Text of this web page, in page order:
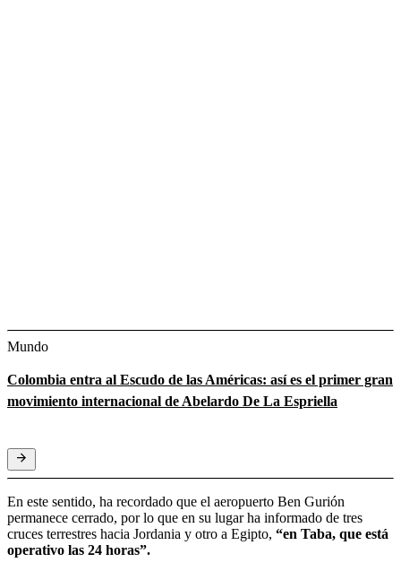
Mundo
Colombia entra al Escudo de las Américas: así es el primer gran
movimiento internacional de Abelardo De La Espriella
En este sentido, ha recordado que el aeropuerto Ben Gurión
permanece cerrado, por lo que en su lugar ha informado de tres
cruces terrestres hacia Jordania y otro a Egipto, “en Taba, que está
operativo las 24 horas”.